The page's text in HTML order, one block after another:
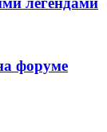
форуме